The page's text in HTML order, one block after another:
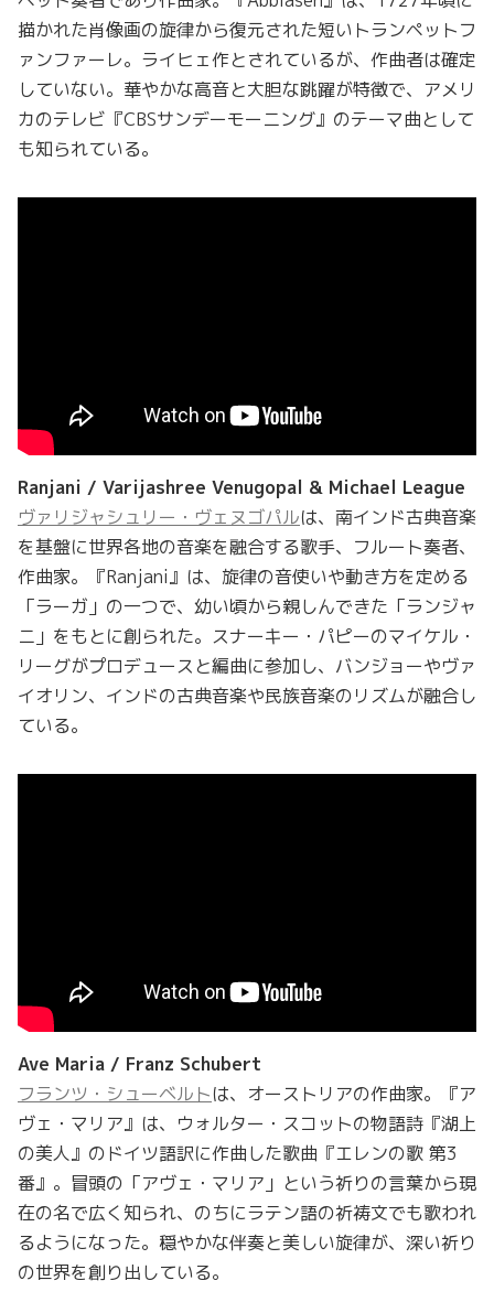
描かれた肖像画の旋律から復元された短いトランペットフ
ァンファーレ。ライヒェ作とされているが、作曲者は確定
していない。華やかな高音と大胆な跳躍が特徴で、アメリ
カのテレビ『CBSサンデーモーニング』のテーマ曲として
も知られている。
Ranjani / Varijashree Venugopal & Michael League
ヴァリジャシュリー・ヴェヌゴパルは、南インド古典音楽
を基盤に世界各地の音楽を融合する歌手、フルート奏者、
作曲家。『Ranjani』は、旋律の音使いや動き方を定める
「ラーガ」の一つで、幼い頃から親しんできた「ランジャ
ニ」をもとに創られた。スナーキー・パピーのマイケル・
リーグがプロデュースと編曲に参加し、バンジョーやヴァ
イオリン、インドの古典音楽や民族音楽のリズムが融合し
ている。
Ave Maria / Franz Schubert
フランツ・シューベルトは、オーストリアの作曲家。『ア
ヴェ・マリア』は、ウォルター・スコットの物語詩『湖上
の美人』のドイツ語訳に作曲した歌曲『エレンの歌 第3
番』。冒頭の「アヴェ・マリア」という祈りの言葉から現
在の名で広く知られ、のちにラテン語の祈祷文でも歌われ
るようになった。穏やかな伴奏と美しい旋律が、深い祈り
の世界を創り出している。